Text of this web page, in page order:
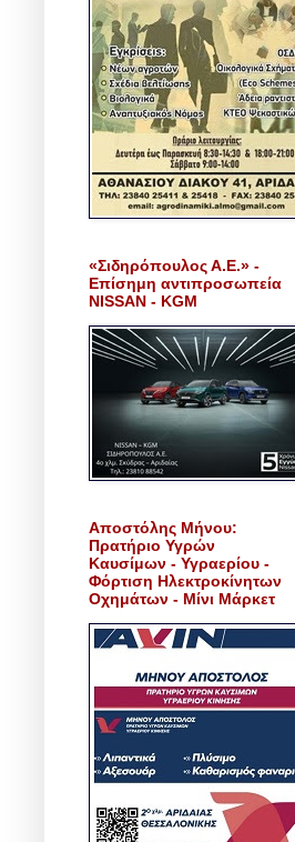
«Σιδηρόπουλος Α.Ε.» -
Επίσημη αντιπροσωπεία
NISSAN - KGM
Αποστόλης Μήνου:
Πρατήριο Υγρών
Καυσίμων - Υγραερίου -
Φόρτιση Ηλεκτροκίνητων
Οχημάτων - Μίνι Μάρκετ